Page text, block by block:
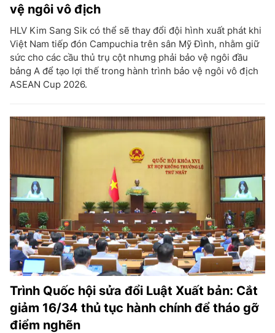
vệ ngôi vô địch
HLV Kim Sang Sik có thể sẽ thay đổi đội hình xuất phát khi
Việt Nam tiếp đón Campuchia trên sân Mỹ Đình, nhằm giữ
sức cho các cầu thủ trụ cột nhưng phải bảo vệ ngôi đầu
bảng A để tạo lợi thế trong hành trình bảo vệ ngôi vô địch
ASEAN Cup 2026.
Trình Quốc hội sửa đổi Luật Xuất bản: Cắt
giảm 16/34 thủ tục hành chính để tháo gỡ
điểm nghẽn